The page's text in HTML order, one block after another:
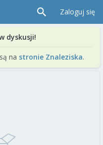
Zaloguj się
dyskusji!
na stronie Znaleziska.